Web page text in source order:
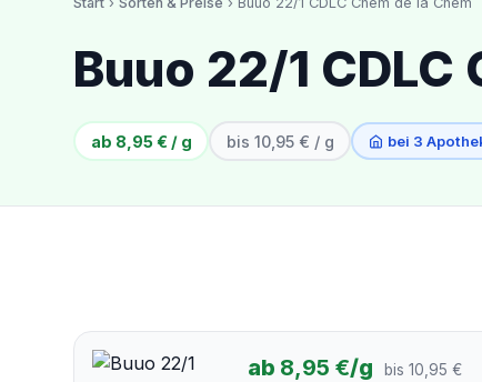
CannaZen
Buuo 22/1 CDLC
ab 8,95 € / g bis 10,95 € / g bei 3
ab 8,95 €/g bis 10,95 €